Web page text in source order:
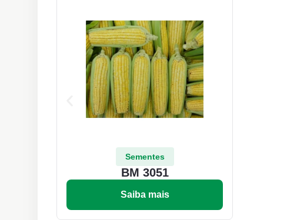
Sementes
BM 3051
Saiba mais